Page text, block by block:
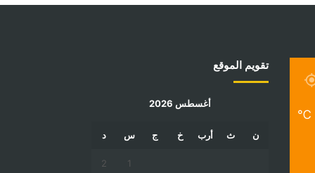
℃
تقويم الموقع
أغسطس 2026
ن ث أرب خ ج س د
1
2